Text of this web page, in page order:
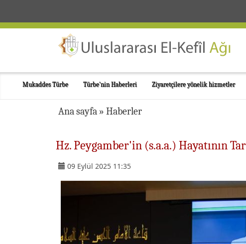
Mukaddes Türbe Türbe'nin Haberleri Ziyaretçilere yönelik hizmetler
Ana sayfa » Haberler
Hz. Peygamber'in (s.a.a.) Hayatının
09 Eylül 2025 11:35